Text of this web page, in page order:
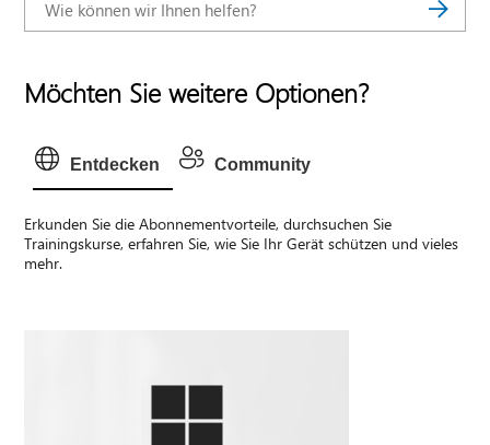
Möchten Sie weitere Optionen?
Entdecken Community
Erkunden Sie die Abonnementvorteile, durchsuchen Sie
Trainingskurse, erfahren Sie, wie Sie Ihr Gerät schützen und vieles
mehr.